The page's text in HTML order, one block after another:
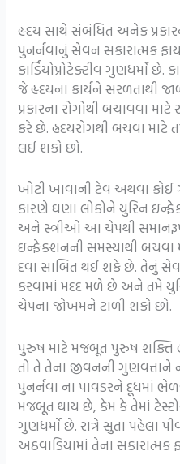
હૃદય સાથે સંબંધિત અનેક
પુનર્નવાનું સેવન સકારાત્મક
કાર્ડિયોપ્રોટેક્ટીવ ગુણધર્મો છે.
જે હૃદયના કાર્યને સરળતાથી
પ્રકારના રોગોથી બચાવવા
કરે છે. હ્રદયરોગથી બચવા
લઈ શકો છો.
ખોટી ખાવાની ટેવ અથવા કોઈ
કારણે ઘણા લોકોને યુરિન
અને સ્ત્રીઓ આ ચેપથી સમાનરૂપે
ઇન્ફેક્શનની સમસ્યાથી બચવા
દવા સાબિત થઈ શકે છે. તેનું
કરવામાં મદદ મળે છે અને તમે
ચેપના જોખમને ટાળી શકો છો.
પુરુષ માટે મજબૂત પુરુષ શક્તિ
તો તે તેના જીવનની ગુણવત્તાને
પુનર્નવા ના પાવડરને દૂધમાં
મજબૂત થાય છે, કેમ કે તેમાં
ગુણધર્મો છે. રાત્રે સુતા પહેલા
અઠવાડિયામાં તેના